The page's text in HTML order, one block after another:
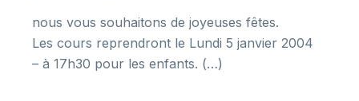
nous vous souhaitons de joyeuses fêtes.
Les cours reprendront le Lundi 5 janvier 2004
– à 17h30 pour les enfants. (…)